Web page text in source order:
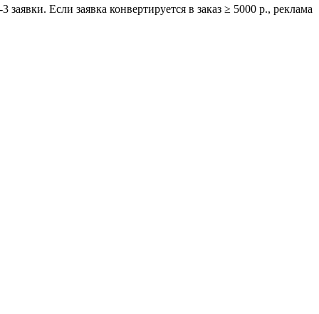
Если заявка конвертируется в заказ ≥ 5000 р., реклама